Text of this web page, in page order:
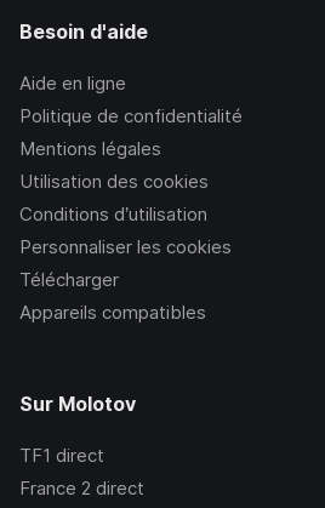
Besoin d'aide
Aide en ligne
Politique de confidentialité
Mentions légales
Utilisation des cookies
Conditions d’utilisation
Personnaliser les cookies
Télécharger
Appareils compatibles
Sur Molotov
TF1 direct
France 2 direct